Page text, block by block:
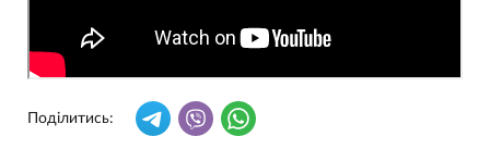
Поділитись: